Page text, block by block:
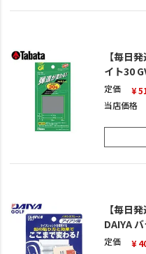
【毎日
定価 ¥
当店価格
【毎日
DAIYA
定価 ¥